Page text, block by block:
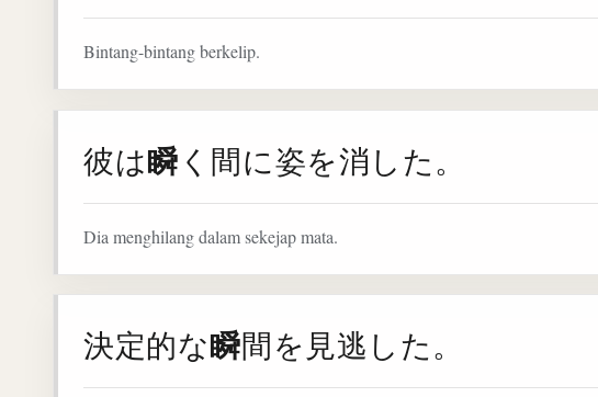
Bintang-bintang berkelip.
彼は瞬 く間に姿を消した。
Dia menghilang dalam sekejap mata.
決定的な瞬間を見逃した。